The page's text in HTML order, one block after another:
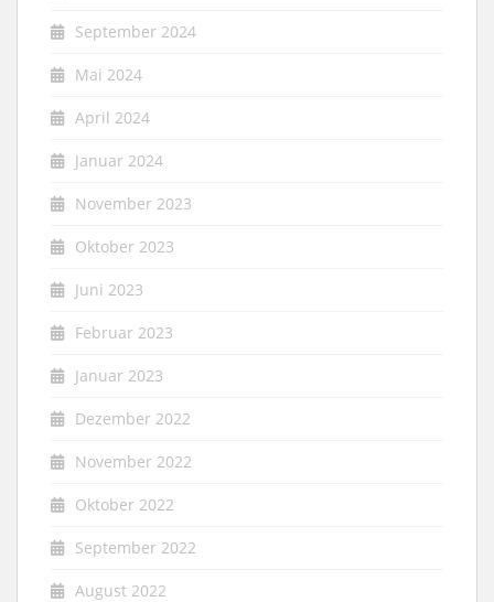
September 2024
Mai 2024
April 2024
Januar 2024
November 2023
Oktober 2023
Juni 2023
Februar 2023
Januar 2023
Dezember 2022
November 2022
Oktober 2022
September 2022
August 2022